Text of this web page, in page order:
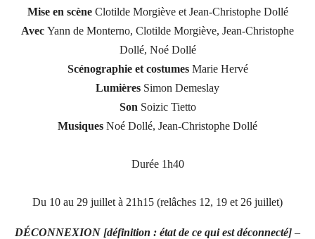
Mise en scèneClotilde Morgiève et Jean-Christophe Dollé
Avec Yann de Monterno, Clotilde Morgiève, Jean-Christophe
Dollé, Noé Dollé
Scénographie et costumes Marie Hervé
Lumières Simon Demeslay
Son Soizic Tietto
Musiques Noé Dollé, Jean-Christophe Dollé
Durée 1h40
Du 10 au 29 juillet à 21h15 (relâches 12, 19 et 26 juillet)
DÉCONNEXION [définition : état de ce qui est déconnecté] –